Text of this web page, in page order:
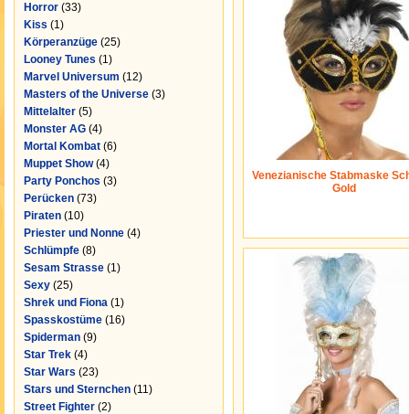
Horror (33)
Kiss (1)
Körperanzüge (25)
Looney Tunes (1)
Marvel Universum (12)
Masters of the Universe (3)
Mittelalter (5)
Monster AG (4)
Mortal Kombat (6)
Muppet Show(4)
Party Ponchos (3)
Perücken (73)
Piraten (10)
Priester und Nonne (4)
Schlümpfe (8)
Sesam Strasse (1)
Sexy (25)
Shrek und Fiona (1)
Spasskostüme (16)
Spiderman (9)
Star Trek (4)
Star Wars (23)
Stars und Sternchen (11)
Street Fighter (2)
Venezianische Stabmaske
Gold